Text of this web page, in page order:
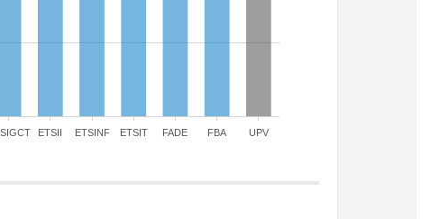
ETSII ETSINF ETSIT FADE FBA UPV